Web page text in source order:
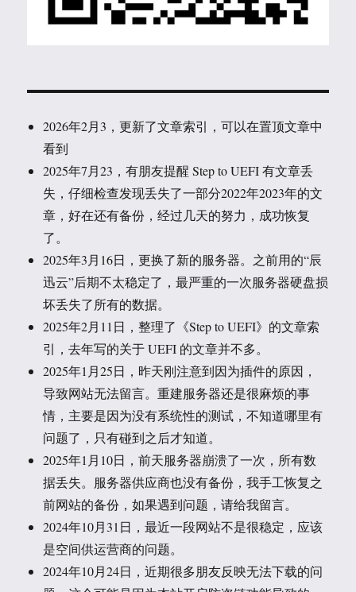
2026年2月3，更新了文章索引，可以在置顶文章中
看到
2025年7月23，有朋友提醒 Step to UEFI 有文章丢
失，仔细检查发现丢失了一部分2022年2023年的文
章，好在还有备份，经过几天的努力，成功恢复
了。
2025年3月16日，更换了新的服务器。之前用的“辰
迅云”后期不太稳定了，最严重的一次服务器硬盘损
坏丢失了所有的数据。
2025年2月11日，整理了《Step to UEFI》的文章索
引，去年写的关于 UEFI 的文章并不多。
2025年1月25日，昨天刚注意到因为插件的原因，
导致网站无法留言。重建服务器还是很麻烦的事
情，主要是因为没有系统性的测试，不知道哪里有
问题了，只有碰到之后才知道。
2025年1月10日，前天服务器崩溃了一次，所有数
据丢失。服务器供应商也没有备份，我手工恢复之
前网站的备份，如果遇到问题，请给我留言。
2024年10月31日，最近一段网站不是很稳定，应该
是空间供运营商的问题。
2024年10月24日，近期很多朋友反映无法下载的问